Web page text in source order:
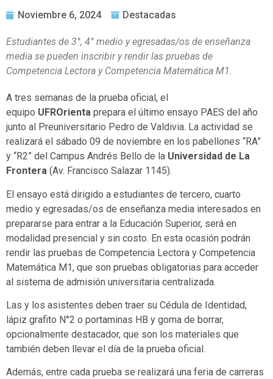
Noviembre 6, 2024 Destacadas
Estudiantes de 3°, 4° medio y egresadas/os de enseñanza
media se pueden inscribir y rendir las pruebas de
Competencia Lectora y Competencia Matemática M1.
A tres semanas de la prueba oficial, el
equipo UFROrienta prepara el último ensayo PAES del año
junto al Preuniversitario Pedro de Valdivia. La actividad se
realizará el sábado 09 de noviembre en los pabellones “RA”
y “R2” del Campus Andrés Bello de la Universidad de La
Frontera (Av. Francisco Salazar 1145).
El ensayo está dirigido a estudiantes de tercero, cuarto
medio y egresadas/os de enseñanza media interesados en
prepararse para entrar a la Educación Superior, será en
modalidad presencial y sin costo. En esta ocasión podrán
rendir las pruebas de Competencia Lectora y Competencia
Matemática M1, que son pruebas obligatorias para acceder
al sistema de admisión universitaria centralizada.
Las y los asistentes deben traer su Cédula de Identidad,
lápiz grafito N°2 o portaminas HB y goma de borrar,
opcionalmente destacador, que son los materiales que
también deben llevar el día de la prueba oficial.
Además, entre cada prueba se realizará una feria de carreras